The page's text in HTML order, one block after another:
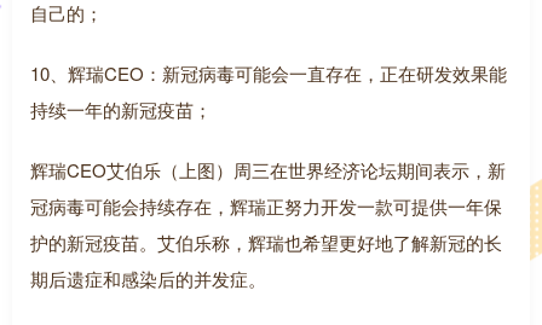
自己的；
10、辉瑞CEO：新冠病毒可能会一直存在，正在研发效果能
持续一年的新冠疫苗；
辉瑞CEO艾伯乐（上图）周三在世界经济论坛期间表示，新
冠病毒可能会持续存在，辉瑞正努力开发一款可提供一年保
护的新冠疫苗。艾伯乐称，辉瑞也希望更好地了解新冠的长
期后遗症和感染后的并发症。